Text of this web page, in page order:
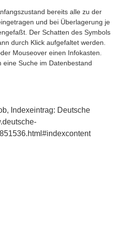
bereits alle zu der
und bei Überlagerung je
Der Schatten des Symbols
durch Klick aufgefaltet werden.
Mouseover einen Infokasten.
Suche im Datenbestand
Indexeintrag: Deutsche